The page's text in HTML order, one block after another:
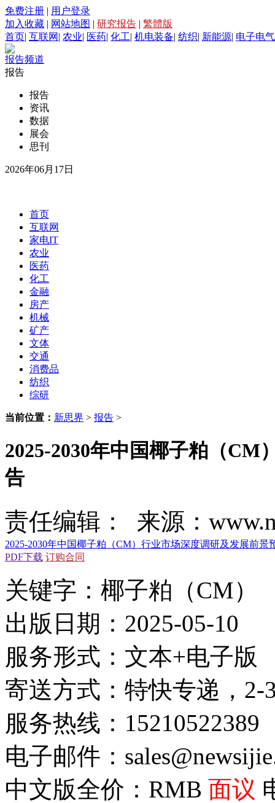
免费注册 | 用户登录
加入收藏 | 网站地图 | 研究报告 | 繁體版
首页| 互联网 | 农业| 医药| 化工| 机电装备| 纺织| 新能源| 电子电气
报告频道
报告
报告
资讯
数据
展会
思刊
2026年06月17日
首页
互联网
家电IT
农业
医药
化工
金融
房产
机械
矿产
文体
交通
消费品
纺织
综研
当前位置： 新思界 > 报告 >
2025-2030年中国椰子粕（CM
告
责任编辑： 来源：
2025-2030年中国椰子粕（CM）行业市场深度调研及发展前景
PDF下载 订购合同
关键字：椰子粕（CM）
出版日期：2025-05-10
服务形式：文本+电子版
寄送方式：特快专递，2-
服务热线：15210522389
电子邮件：
中文版全价：RMB 面议